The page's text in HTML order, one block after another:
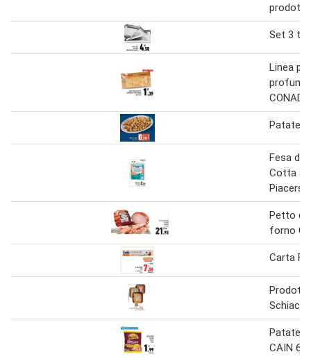
Set 3
Linea
CONAD
Patate
Fesa di
Cotta al
Piacersi
Petto di
forno
Carta
Patate
CAIN